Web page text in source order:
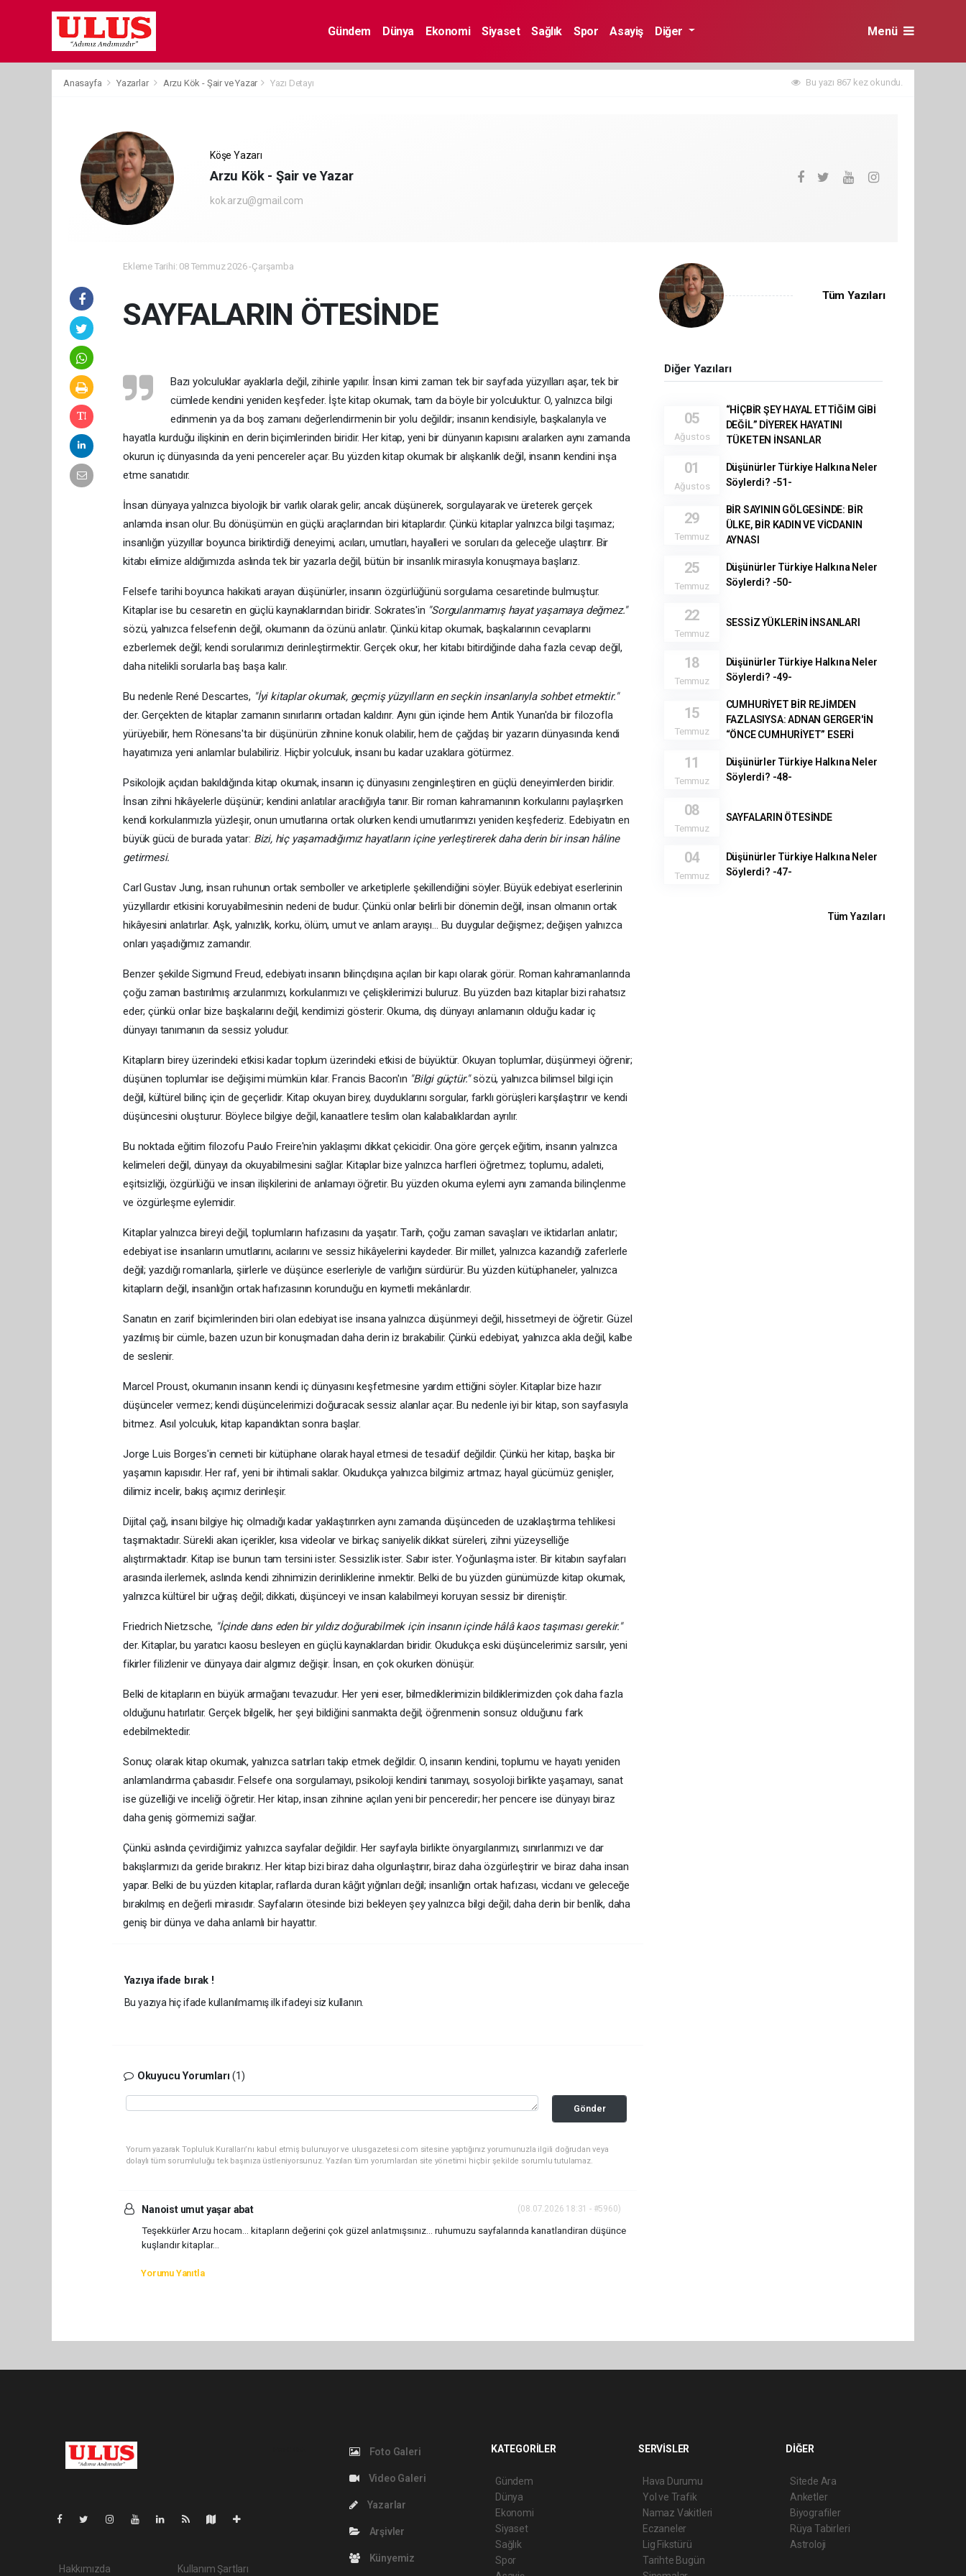
Gündem Dünya Ekonomi Siyaset Sağlık Spor Asayiş Diğer Menü
Anasayfa Yazarlar Arzu Kök - Şair ve Yazar Yazı Detayı Bu yazı 867 kez okundu.
Köşe Yazarı
Arzu Kök - Şair ve Yazar
kok.arzu@gmail.com
Ekleme Tarihi: 08 Temmuz 2026 -Çarşamba
SAYFALARIN ÖTESİNDE
Bazı yolculuklar ayaklarla değil, zihinle yapılır. İnsan kimi zaman tek bir sayfada yüzyılları aşar, tek bir
cümlede kendini yeniden keşfeder. İşte kitap okumak, tam da böyle bir yolculuktur. O, yalnızca bilgi
edinmenin ya da boş zamanı değerlendirmenin bir yolu değildir; insanın kendisiyle, başkalarıyla ve
hayatla kurduğu ilişkinin en derin biçimlerinden biridir. Her kitap, yeni bir dünyanın kapısını aralarken aynı zamanda
okurun iç dünyasında da yeni pencereler açar. Bu yüzden kitap okumak bir alışkanlık değil, insanın kendini inşa
etme sanatıdır.
İnsan dünyaya yalnızca biyolojik bir varlık olarak gelir; ancak düşünerek, sorgulayarak ve üreterek gerçek
anlamda insan olur. Bu dönüşümün en güçlü araçlarından biri kitaplardır. Çünkü kitaplar yalnızca bilgi taşımaz;
insanlığın yüzyıllar boyunca biriktirdiği deneyimi, acıları, umutları, hayalleri ve soruları da geleceğe ulaştırır. Bir
kitabı elimize aldığımızda aslında tek bir yazarla değil, bütün bir insanlık mirasıyla konuşmaya başlarız.
Felsefe tarihi boyunca hakikati arayan düşünürler, insanın özgürlüğünü sorgulama cesaretinde bulmuştur.
Kitaplar ise bu cesaretin en güçlü kaynaklarından biridir. Sokrates'in "Sorgulanmamış hayat yaşamaya değmez."
sözü, yalnızca felsefenin değil, okumanın da özünü anlatır. Çünkü kitap okumak, başkalarının cevaplarını
ezberlemek değil; kendi sorularımızı derinleştirmektir. Gerçek okur, her kitabı bitirdiğinde daha fazla cevap değil,
daha nitelikli sorularla baş başa kalır.
Bu nedenle René Descartes, "İyi kitaplar okumak, geçmiş yüzyılların en seçkin insanlarıyla sohbet etmektir."
der. Gerçekten de kitaplar zamanın sınırlarını ortadan kaldırır. Aynı gün içinde hem Antik Yunan'da bir filozofla
yürüyebilir, hem Rönesans'ta bir düşünürün zihnine konuk olabilir, hem de çağdaş bir yazarın dünyasında kendi
hayatımıza yeni anlamlar bulabiliriz. Hiçbir yolculuk, insanı bu kadar uzaklara götürmez.
Psikolojik açıdan bakıldığında kitap okumak, insanın iç dünyasını zenginleştiren en güçlü deneyimlerden biridir.
İnsan zihni hikâyelerle düşünür; kendini anlatılar aracılığıyla tanır. Bir roman kahramanının korkularını paylaşırken
kendi korkularımızla yüzleşir, onun umutlarına ortak olurken kendi umutlarımızı yeniden keşfederiz. Edebiyatın en
büyük gücü de burada yatar: Bizi, hiç yaşamadığımız hayatların içine yerleştirerek daha derin bir insan hâline
getirmesi.
Carl Gustav Jung, insan ruhunun ortak semboller ve arketiplerle şekillendiğini söyler. Büyük edebiyat eserlerinin
yüzyıllardır etkisini koruyabilmesinin nedeni de budur. Çünkü onlar belirli bir dönemin değil, insan olmanın ortak
hikâyesini anlatırlar. Aşk, yalnızlık, korku, ölüm, umut ve anlam arayışı… Bu duygular değişmez; değişen yalnızca
onları yaşadığımız zamandır.
Benzer şekilde Sigmund Freud, edebiyatı insanın bilinçdışına açılan bir kapı olarak görür. Roman kahramanlarında
çoğu zaman bastırılmış arzularımızı, korkularımızı ve çelişkilerimizi buluruz. Bu yüzden bazı kitaplar bizi rahatsız
eder; çünkü onlar bize başkalarını değil, kendimizi gösterir. Okuma, dış dünyayı anlamanın olduğu kadar iç
dünyayı tanımanın da sessiz yoludur.
Kitapların birey üzerindeki etkisi kadar toplum üzerindeki etkisi de büyüktür. Okuyan toplumlar, düşünmeyi öğrenir;
düşünen toplumlar ise değişimi mümkün kılar. Francis Bacon'ın "Bilgi güçtür."sözü, yalnızca bilimsel bilgi için
değil, kültürel bilinç için de geçerlidir. Kitap okuyan birey, duyduklarını sorgular, farklı görüşleri karşılaştırır ve kendi
düşüncesini oluşturur. Böylece bilgiye değil, kanaatlere teslim olan kalabalıklardan ayrılır.
Bu noktada eğitim filozofu Paulo Freire'nin yaklaşımı dikkat çekicidir. Ona göre gerçek eğitim, insanın yalnızca
kelimeleri değil, dünyayı da okuyabilmesini sağlar. Kitaplar bize yalnızca harfleri öğretmez; toplumu, adaleti,
eşitsizliği, özgürlüğü ve insan ilişkilerini de anlamayı öğretir. Bu yüzden okuma eylemi aynı zamanda bilinçlenme
ve özgürleşme eylemidir.
Kitaplar yalnızca bireyi değil, toplumların hafızasını da yaşatır. Tarih, çoğu zaman savaşları ve iktidarları anlatır;
edebiyat ise insanların umutlarını, acılarını ve sessiz hikâyelerini kaydeder. Bir millet, yalnızca kazandığı zaferlerle
değil; yazdığı romanlarla, şiirlerle ve düşünce eserleriyle de varlığını sürdürür. Bu yüzden kütüphaneler, yalnızca
kitapların değil, insanlığın ortak hafızasının korunduğu en kıymetli mekânlardır.
Sanatın en zarif biçimlerinden biri olan edebiyat ise insana yalnızca düşünmeyi değil, hissetmeyi de öğretir. Güzel
yazılmış bir cümle, bazen uzun bir konuşmadan daha derin iz bırakabilir. Çünkü edebiyat, yalnızca akla değil, kalbe
de seslenir.
Marcel Proust, okumanın insanın kendi iç dünyasını keşfetmesine yardım ettiğini söyler. Kitaplar bize hazır
düşünceler vermez; kendi düşüncelerimizi doğuracak sessiz alanlar açar. Bu nedenle iyi bir kitap, son sayfasıyla
bitmez. Asıl yolculuk, kitap kapandıktan sonra başlar.
Jorge Luis Borges'in cenneti bir kütüphane olarak hayal etmesi de tesadüf değildir. Çünkü her kitap, başka bir
yaşamın kapısıdır. Her raf, yeni bir ihtimali saklar. Okudukça yalnızca bilgimiz artmaz; hayal gücümüz genişler,
dilimiz incelir, bakış açımız derinleşir.
Dijital çağ, insanı bilgiye hiç olmadığı kadar yaklaştırırken aynı zamanda düşünceden de uzaklaştırma tehlikesi
taşımaktadır. Sürekli akan içerikler, kısa videolar ve birkaç saniyelik dikkat süreleri, zihni yüzeyselliğe
alıştırmaktadır. Kitap ise bunun tam tersini ister. Sessizlik ister. Sabır ister. Yoğunlaşma ister. Bir kitabın sayfaları
arasında ilerlemek, aslında kendi zihnimizin derinliklerine inmektir. Belki de bu yüzden günümüzde kitap okumak,
yalnızca kültürel bir uğraş değil; dikkati, düşünceyi ve insan kalabilmeyi koruyan sessiz bir direniştir.
Friedrich Nietzsche, "İçinde dans eden bir yıldız doğurabilmek için insanın içinde hâlâ kaos taşıması gerekir."
der. Kitaplar, bu yaratıcı kaosu besleyen en güçlü kaynaklardan biridir. Okudukça eski düşüncelerimiz sarsılır, yeni
fikirler filizlenir ve dünyaya dair algımız değişir. İnsan, en çok okurken dönüşür.
Belki de kitapların en büyük armağanı tevazudur. Her yeni eser, bilmediklerimizin bildiklerimizden çok daha fazla
olduğunu hatırlatır. Gerçek bilgelik, her şeyi bildiğini sanmakta değil; öğrenmenin sonsuz olduğunu fark
edebilmektedir.
Sonuç olarak kitap okumak, yalnızca satırları takip etmek değildir. O, insanın kendini, toplumu ve hayatı yeniden
anlamlandırma çabasıdır. Felsefe ona sorgulamayı, psikoloji kendini tanımayı, sosyoloji birlikte yaşamayı, sanat
ise güzelliği ve inceliği öğretir. Her kitap, insan zihnine açılan yeni bir penceredir; her pencere ise dünyayı biraz
daha geniş görmemizi sağlar.
Çünkü aslında çevirdiğimiz yalnızca sayfalar değildir. Her sayfayla birlikte önyargılarımızı, sınırlarımızı ve dar
bakışlarımızı da geride bırakırız. Her kitap bizi biraz daha olgunlaştırır, biraz daha özgürleştirir ve biraz daha insan
yapar. Belki de bu yüzden kitaplar, raflarda duran kâğıt yığınları değil; insanlığın ortak hafızası, vicdanı ve geleceğe
bırakılmış en değerli mirasıdır. Sayfaların ötesinde bizi bekleyen şey yalnızca bilgi değil; daha derin bir benlik, daha
geniş bir dünya ve daha anlamlı bir hayattır.
Yazıya ifade bırak !
Bu yazıya hiç ifade kullanılmamış ilk ifadeyi siz kullanın.
Okuyucu Yorumları(1)
Gönder
Yorum yazarak Topluluk Kuralları’nı kabul etmiş bulunuyor ve ulusgazetesi.com sitesine yaptığınız yorumunuzla ilgili doğrudan veya
dolaylı tüm sorumluluğu tek başınıza üstleniyorsunuz. Yazılan tüm yorumlardan site yönetimi hiçbir şekilde sorumlu tutulamaz.
Nanoist umut yaşar abat (08.07.2026 18:31 - #5960)
Teşekkürler Arzu hocam... kitapların değerini çok güzel anlatmışsınız... ruhumuzu sayfalarında kanatlandiran düşünce
kuşlarıdır kitaplar...
Yorumu Yanıtla
Tüm Yazıları
Diğer Yazıları
05
Ağustos
“HİÇBİR ŞEY HAYAL ETTİĞİM GİBİ
DEĞİL” DİYEREK HAYATINI
TÜKETEN İNSANLAR
01
Ağustos
Düşünürler Türkiye Halkına Neler
Söylerdi? -51-
29
Temmuz
BİR SAYININ GÖLGESİNDE: BİR
ÜLKE, BİR KADIN VE VİCDANIN
AYNASI
25
Temmuz
Düşünürler Türkiye Halkına Neler
Söylerdi? -50-
22
Temmuz
SESSİZ YÜKLERİN İNSANLARI
18
Temmuz
Düşünürler Türkiye Halkına Neler
Söylerdi? -49-
15
Temmuz
CUMHURİYET BİR REJİMDEN
FAZLASIYSA: ADNAN GERGER'İN
“ÖNCE CUMHURİYET” ESERİ
11
Temmuz
Düşünürler Türkiye Halkına Neler
Söylerdi? -48-
08
Temmuz
SAYFALARIN ÖTESİNDE
04
Temmuz
Düşünürler Türkiye Halkına Neler
Söylerdi? -47-
Tüm Yazıları
Hakkımızda Kullanım Şartları
Foto Galeri
Video Galeri
Yazarlar
Arşivler
Künyemiz
KATEGORİLER
Gündem
Dünya
Ekonomi
Siyaset
Sağlık
Spor
SERVİSLER
Hava Durumu
Yol ve Trafik
Namaz Vakitleri
Eczaneler
Lig Fikstürü
Tarihte Bugün
DİĞER
Sitede Ara
Anketler
Biyografiler
Rüya Tabirleri
Astroloji